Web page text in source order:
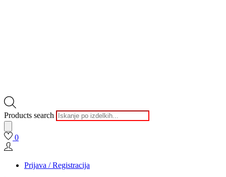
Products search
0
Prijava / Registracija